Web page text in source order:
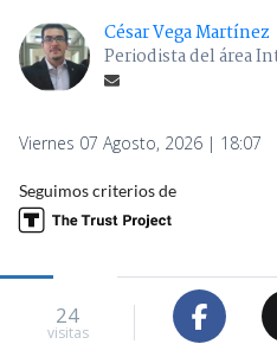
César Vega Martínez
Periodista del área
Viernes 07 Agosto, 2026 | 18:07
Seguimos criterios de
24
visitas